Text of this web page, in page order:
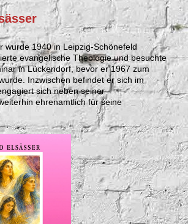
wurde 1940 in Leipzig-Schönefeld
evangelische Theologie und besuchte
in Lückendorf, bevor er 1967 zum
Inzwischen befindet er sich im
sich neben seiner
ehrenamtlich für seine